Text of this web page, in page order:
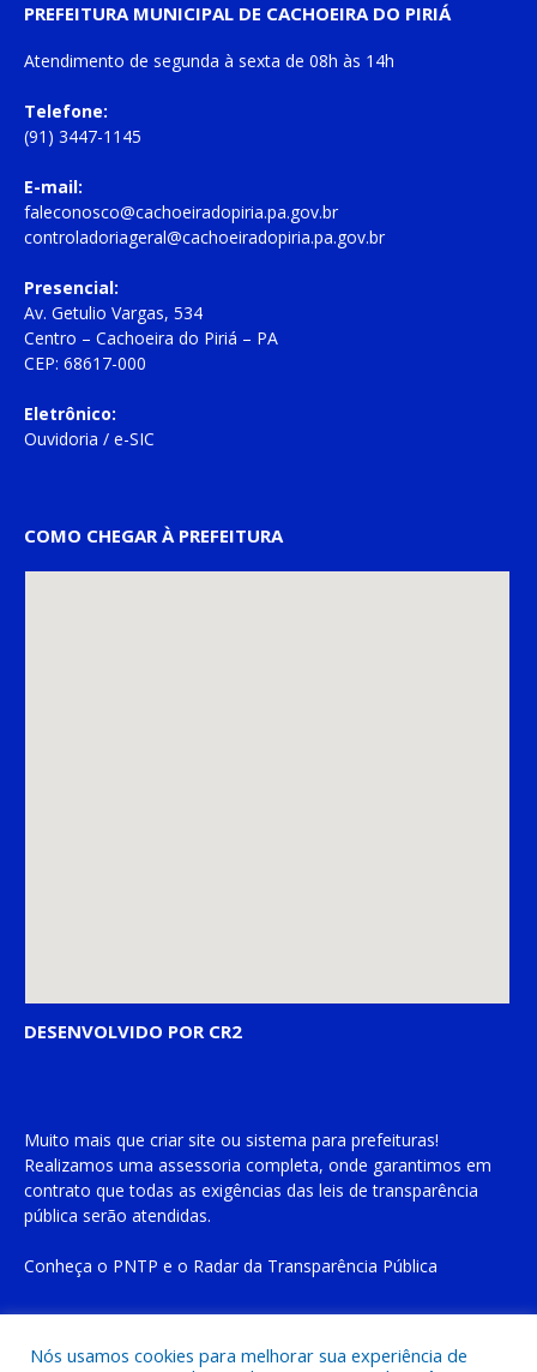
PREFEITURA MUNICIPAL DE CACHOEIRA DO PIRIÁ
Atendimento de segunda à sexta de 08h às 14h
Telefone:
(91) 3447-1145
E-mail:
faleconosco@cachoeiradopiria.pa.gov.br
controladoriageral@cachoeiradopiria.pa.gov.br
Presencial:
Av. Getulio Vargas, 534
Centro – Cachoeira do Piriá – PA
CEP: 68617-000
Eletrônico:
Ouvidoria / e-SIC
COMO CHEGAR À PREFEITURA
DESENVOLVIDO POR CR2
Muito mais que criar site ou sistema para prefeituras!
Realizamos uma assessoria completa, onde garantimos em
contrato que todas as exigências das leis de transparência
pública serão atendidas.
Conheça o PNTP e o Radar da Transparência Pública
Nós usamos cookies para melhorar sua experiência de